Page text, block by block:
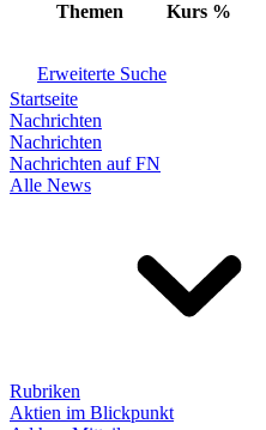
Themen Kurs %
Erweiterte Suche
Startseite
Nachrichten
Nachrichten
Nachrichten auf FN
Alle News
Rubriken
Aktien im Blickpunkt